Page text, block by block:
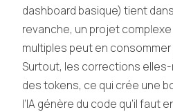
dashboard basique) tient
revanche, un projet
multiples peut en
Surtout, les corrections
des tokens, ce qui crée une
l’IA génère du code qu’il faut